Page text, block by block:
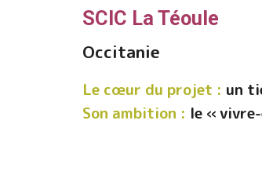
SCIC La Téoule
Occitanie
Le cœur du projet : un
Son ambition : le «